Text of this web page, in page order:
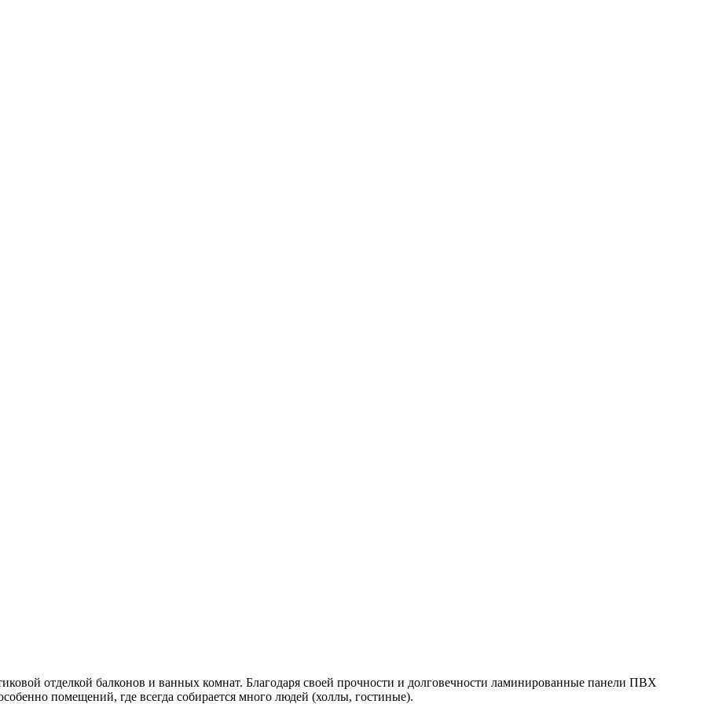
отделкой балконов и ванных комнат. Благодаря своей прочности и долговечности ламинированные панели ПВХ
помещений, где всегда собирается много людей (холлы, гостиные).